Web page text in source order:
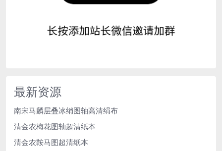
最新资源
南宋马麟层叠冰绡图轴高清绢布
清金农梅花图轴超清纸本
清金农鞍马图超清纸本